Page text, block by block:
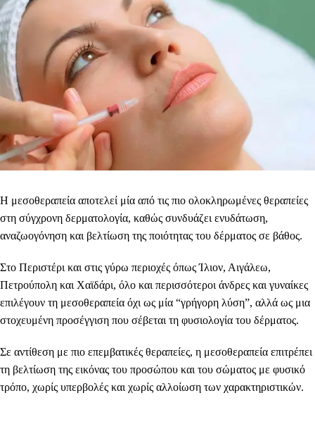
Η μεσοθεραπεία αποτελεί μία από τις πιο ολοκληρωμένες θεραπείες
στη σύγχρονη δερματολογία, καθώς συνδυάζει ενυδάτωση,
αναζωογόνηση και βελτίωση της ποιότητας του δέρματος σε βάθος.
Στο Περιστέρι και στις γύρω περιοχές όπως Ίλιον, Αιγάλεω,
Πετρούπολη και Χαϊδάρι, όλο και περισσότεροι άνδρες και γυναίκες
επιλέγουν τη μεσοθεραπεία όχι ως μία “γρήγορη λύση”, αλλά ως μια
στοχευμένη προσέγγιση που σέβεται τη φυσιολογία του δέρματος.
Σε αντίθεση με πιο επεμβατικές θεραπείες, η μεσοθεραπεία επιτρέπει
τη βελτίωση της εικόνας του προσώπου και του σώματος με φυσικό
τρόπο, χωρίς υπερβολές και χωρίς αλλοίωση των χαρακτηριστικών.